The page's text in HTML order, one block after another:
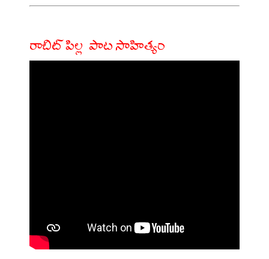
రాబిట్ పిల్ల పాట సాహిత్యం